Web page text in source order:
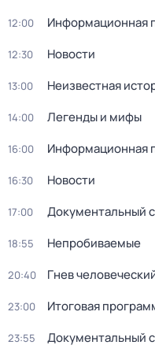
12:00 Информационная
12:30 Новости
13:00 Неизвестная
14:00 Легенды и мифы
16:00 Информационная
16:30 Новости
17:00 Документальный
18:55 Непробиваемые
20:40 Гнев
23:00 Итоговая
23:55 Документальный